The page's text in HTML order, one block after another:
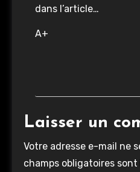
dans l’article…
A+
Laisser un
Votre adresse e-mail ne
champs obligatoires